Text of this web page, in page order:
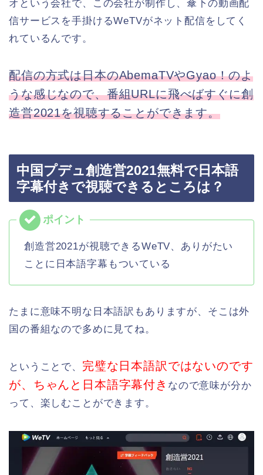
オという会社で、この会社が制作し、傘下の動画配
信サービスを手掛けるWeTVがネット配信をしてく
れているんです。
配信の方式は日本のAbemaTVやGyao！のよ
うな感じなので、番組URLに飛べばすぐに創
造営2021を視聴することができます。
中国プデュ創造営2021無料で日本語
字幕付きで視聴できるところは？
創造営2021が視聴できるWeTV、ありがたい
ことに日本語字幕もついている
たまに意味不明な日本語訳もありますが、そこは外
国の番組なので多めに見てね。
ということで、 完璧な日本語訳ではないのです
が、ちゃんと日本語字幕付き なので意味が分か
って、楽しむことができます。